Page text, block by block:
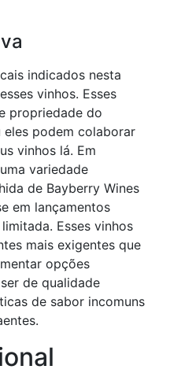
indicados nesta
vinhos. Esses
propriedade do
podem colaborar
vinhos lá. Em
variedade
de Bayberry Wines
em lançamentos
Esses vinhos
mais exigentes que
opções
de qualidade
de sabor incomuns